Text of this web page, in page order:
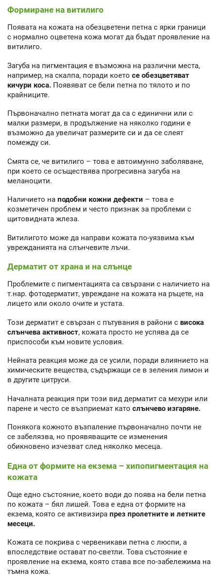
Формиране на витилиго
Появата на кожата на обезцветени петна с ярки граници
с нормално оцветена кожа могат да бъдат проявление на
витилиго.
Загуба на пигментация е възможна на различни места,
например, на скалпа, поради което се обезцветяват
кичури коса. Появяват се бели петна по тялото и по
крайниците.
Първоначално петната могат да са с единични или с
малки размери, в продължение на няколко години е
възможно да увеличат размерите си и да се слеят
помежду си.
Смята се, че витилиго – това е автоимунно заболяване,
при което се осъществява прогресивна загуба на
меланоцити.
Наличието на подобни кожни дефекти – това е
козметичен проблем и често признак за проблеми с
щитовидната жлеза.
Витилигото може да направи кожата по-уязвима към
уврежданията на слънчевите лъчи.
Дерматит от храна и на слънце
Проблемите с пигментацията са свързани с наличието на
т.нар. фотодерматит, увреждане на кожата на ръцете, на
лицето или около очите и устата.
Този дерматит е свързан с пътувания в райони с висока
слънчева активност, кожата просто не успява да се
приспособи към новите условия.
Нейната реакция може да се усили, поради влиянието на
химическите вещества, съдържащи се в зеления лимон и
в другите цитруси.
Началната реакция при този вид дерматит са мехури или
парене и често се възприемат като слънчево изгаряне.
Понякога кожното възпаление първоначално почти не
се забелязва, но проявяващите се изменения
обикновено изчезват след няколко месеца.
Една от формите на екзема – хипопигментация на
кожата
Още едно състояние, което води до поява на бели петна
по кожата – бял лишей. Това е една от формите на
екзема, която се активизира през пролетните и летните
месеци.
Кожата се покрива с червеникави петна с люспи, а
впоследствие остават по-светли. Това състояние е
проявление на екзема, която става все по-забележима на
тъмна кожа.